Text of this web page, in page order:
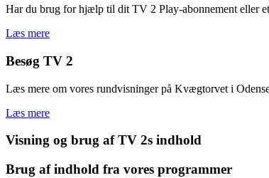
Har du brug for hjælp til dit TV 2 Play-abonnement eller
Læs mere
Besøg TV 2
Læs mere om vores rundvisninger på Kvægtorvet i
Læs mere
Visning og brug af TV 2s indhold
Brug af indhold fra vores programmer